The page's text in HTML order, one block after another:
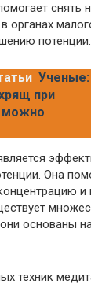
снять
органах
потенции.
Ученые:
при
можно
Она
и
основаны
техник